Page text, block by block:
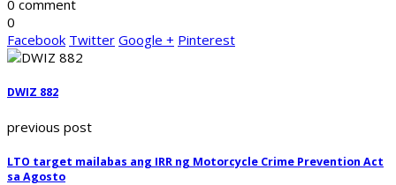
0 comment
0
Facebook Twitter Google + Pinterest
DWIZ 882
previous post
LTO target mailabas ang IRR ng Motorcycle Crime Prevention Act
sa Agosto